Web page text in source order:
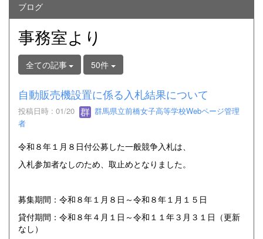
ブログ
事務室より
全ての記事 50件
自動販売機設置に係る入札結果について
投稿日時 : 01/20
群馬県立前橋女子高等学校Webページ管理
者
令和８年１月８日付公募した一般競争入札は、
入札参加者なしのため、取止めとなりました。
募集期間：令和８年１月８日～令和８年１月１５日
貸付期間：令和８年４月１日～令和１１年３月３１日（更新
なし）